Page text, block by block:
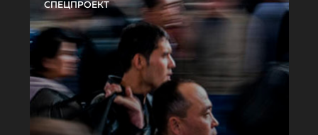
СПЕЦПРОЕКТ